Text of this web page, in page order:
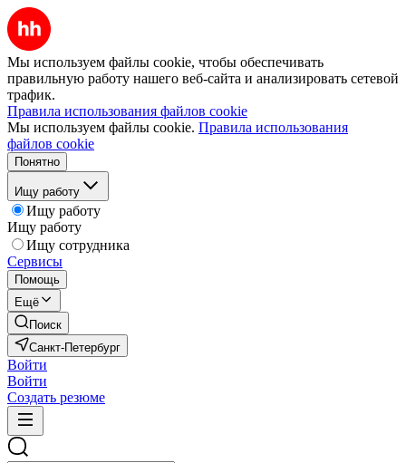
Мы используем файлы cookie, чтобы обеспечивать
правильную работу нашего веб-сайта и анализировать сетевой
трафик.
Правила использования файлов cookie
Мы используем файлы cookie. Правила использования
файлов cookie
Понятно
Ищу работу
Ищу работу
Ищу работу
Ищу сотрудника
Сервисы
Помощь
Ещё
Поиск
Санкт-Петербург
Войти
Войти
Создать резюме